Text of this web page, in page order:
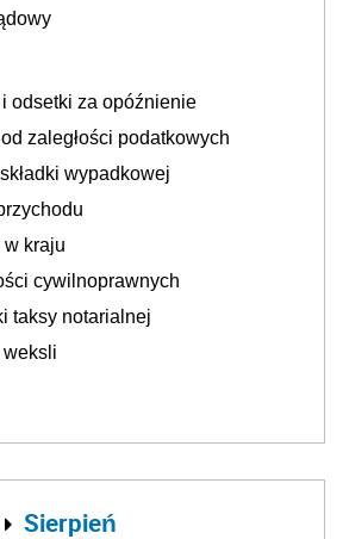
odsetki za opóźnienie
zaległości podatkowych
wypadkowej
w kraju
cywilnoprawnych
taksy notarialnej
weksli
Sierpień